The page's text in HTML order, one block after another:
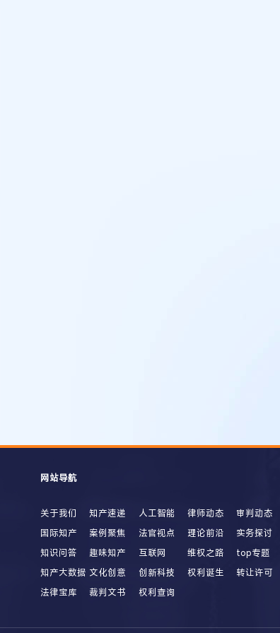
网站导航
关于我们 知产速递 人工智能 律师动态
审判动态
国际知产
案例聚焦 法官视点 理论前沿
实务探讨
知识问答
趣味知产 互联网 维权之路
top专题
知产大数据 文化创意 创新科技 权利诞生
转让许可
法律宝库
裁判文书 权利查询